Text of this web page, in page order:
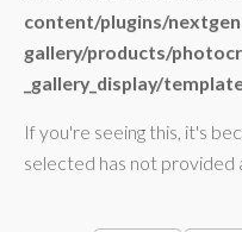
content/plugins/
gallery/products/
_gallery_display/
If you're seeing this, it's
selected has not provided